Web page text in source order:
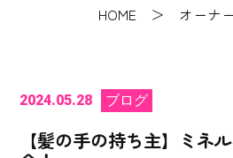
HOME ＞ オーナ
2024.05.28 ブログ
【髪の手の持ち主】ミネ